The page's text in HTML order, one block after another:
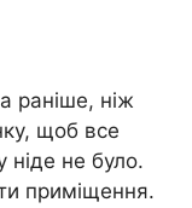
раніше, ніж
щоб все
не було.
приміщення.